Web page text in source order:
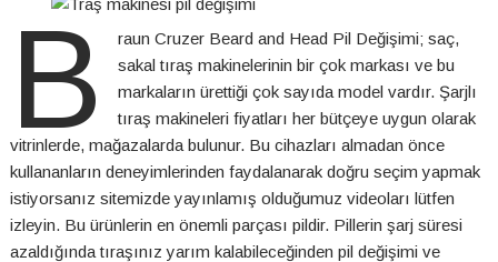
B
raun Cruzer Beard and Head Pil Değişimi; saç,
sakal tıraş makinelerinin bir çok markası ve bu
markaların ürettiği çok sayıda model vardır. Şarjlı
tıraş makineleri fiyatları her bütçeye uygun olarak
vitrinlerde, mağazalarda bulunur. Bu cihazları almadan önce
kullananların deneyimlerinden faydalanarak doğru seçim yapmak
istiyorsanız sitemizde yayınlamış olduğumuz videoları lütfen
izleyin. Bu ürünlerin en önemli parçası pildir. Pillerin şarj süresi
azaldığında tıraşınız yarım kalabileceğinden pil değişimi ve